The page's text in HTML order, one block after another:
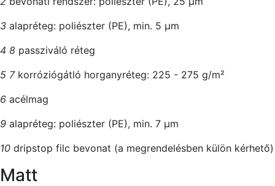
3 alapréteg: poliészter (PE), min. 5 μm
4 8 passziváló réteg
5 7korróziógátló horganyréteg: 225 - 275 g/m²
6 acélmag
9 alapréteg: poliészter (PE), min. 7 μm
10 dripstop filc bevonat (a megrendelésben külön kérhető)
Matt